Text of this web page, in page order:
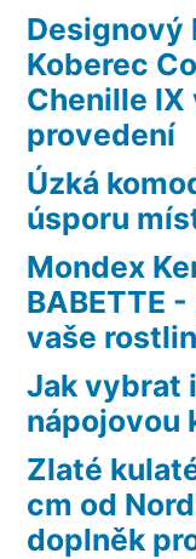
Designový
Koberec
Chenille
provedení
Úzká
úsporu
Mondex
BABETTE
vaše
Jak vybrat
nápojovou
Zlaté
cm od
doplněk